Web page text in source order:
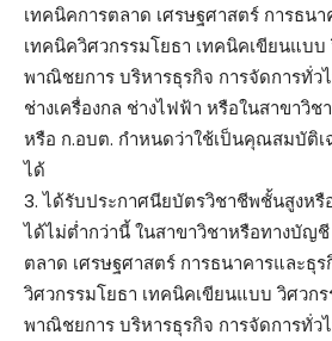
เทคนิคการตลาด เศรษฐศาสตร์ การธนา
เทคนิควิศวกรรมโยธา เทคนิคเขียนแบบ
พาณิชยการ บริหารธุรกิจ การจัดการทั่ว
ช่างเครื่องกล ช่างไฟฟ้า หรือในสาขาวิช
หรือ ก.อบต. กำหนดว่าใช้เป็นคุณสมบัติ
ได้
3. ได้รับประกาศนียบัตรวิชาชีพชั้นสูงห
ได้ไม่ต่ำกว่านี้ ในสาขาวิชาหรือทางบัญ
ตลาด เศรษฐศาสตร์ การธนาคารและธุร
วิศวกรรมโยธา เทคนิคเขียนแบบ วิศวกร
พาณิชยการ บริหารธุรกิจ การจัดการทั่ว